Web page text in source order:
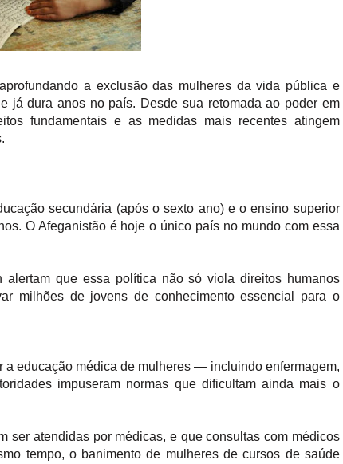
a exclusão das mulheres da vida pública e
já dura anos no país. Desde sua retomada ao poder em
fundamentais e as medidas mais recentes atingem
secundária (após o sexto ano) e o ensino superior
O Afeganistão é hoje o único país no mundo com essa
que essa política não só viola direitos humanos
milhões de jovens de conhecimento essencial para o
a educação médica de mulheres — incluindo enfermagem,
impuseram normas que dificultam ainda mais o
ser atendidas por médicas, e que consultas com médicos
tempo, o banimento de mulheres de cursos de saúde